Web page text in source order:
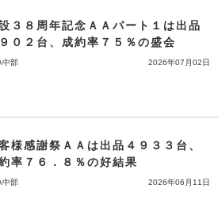
３８周年記念ＡＡパート１は出品
０２台、成約率７５％の盛会
中部 2026年07月02日
様感謝祭ＡＡは出品４９３３台、
率７６．８％の好結果
中部 2026年06月11日